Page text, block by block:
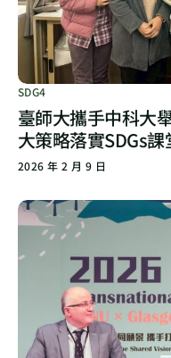
SDG4
臺師大攜手中科大
大策略落實SDGs
2026 年 2 月 9 日